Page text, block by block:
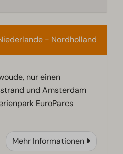
- Nordholland
nur einen
und Amsterdam
EuroParcs
Mehr Informationen